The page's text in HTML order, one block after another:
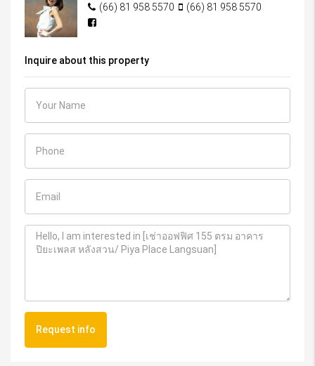
(66) 81 958 5570 (66) 81 958 5570
Inquire about this property
Request info